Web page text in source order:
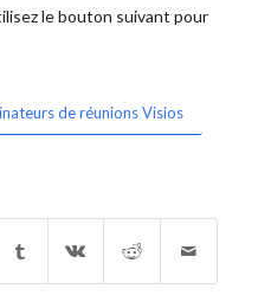
le bouton suivant pour
de réunions Visios